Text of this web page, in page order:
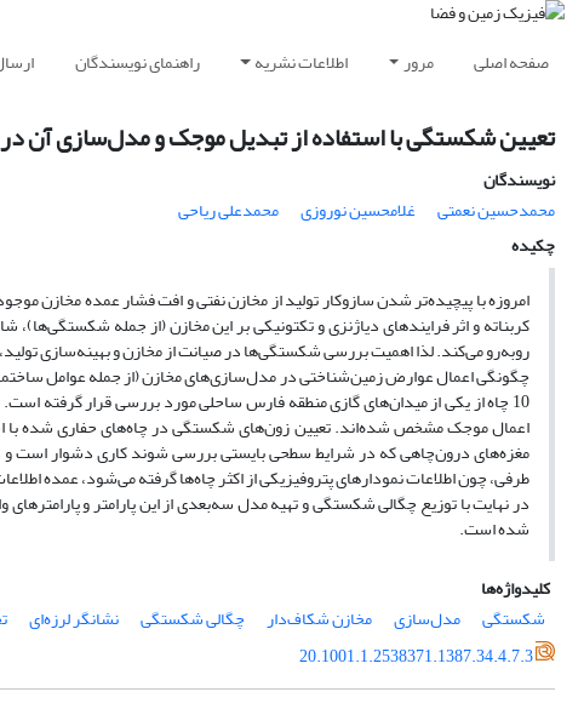
صفحه اصلی مرور اطلاعات نشریه راهنمای نویسندگان
تعیین شکستگی با استفاده از تبدیل موجک و مدل‌سازی آن
نویسندگان
محمدحسین نعمتی
غلامحسین نوروزی
محمدعلی ریاحی
چکیده
امروزه با پیچیده‌تر شدن سازوکار تولید از مخازن نفتی و افت فشار عمده مخازن
کربناته و اثر فرایندهای دیاژنزی و تکتونیکی بر این مخازن (از جمله
روبه‌رو می‌کند. لذا اهمیت بررسی شکستگی‌ها در صیانت از مخازن و بهینه‌سازی
چگونگی اعمال عوارض زمین‌شناختی در مدل‌سازی‌های مخازن (از جمله عوامل
10 چاه از یکی از میدان‌های گازی منطقه فارس ساحلی مورد بررسی قرار
اعمال موجک مشخص شده‌اند. تعیین زون‌های شکستگی در چاه‌های حفاری‌ شده با
مغزه‌های درون‌چاهی که در شرایط سطحی بایستی بررسی شوند کاری دشوار است و
طرفی، چون اطلاعات نمودارهای پتروفیزیکی از اکثر چاه‌ها گرفته می‌شود، عمده
در نهایت با توزیع چگالی شکستگی و تهیه مدل سه‌بعدی از این پارامتر و
شده است.
کلیدواژه‌ها
شکستگی
مدل‌سازی مخازن شکاف‌دار چگالی شکستگی نشانگر لرزه‌ای
20.1001.1.2538371.1387.34.4.7.3